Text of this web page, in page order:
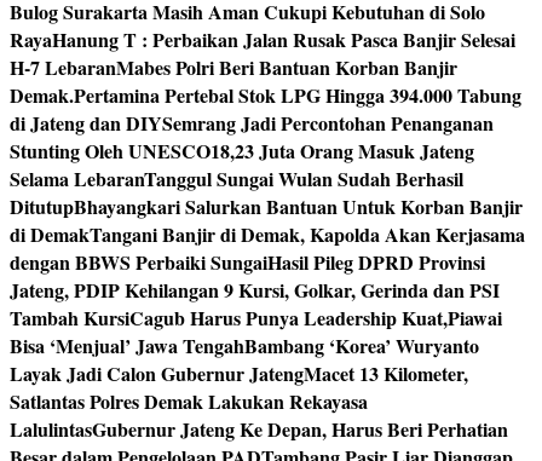
Bulog Surakarta Masih Aman Cukupi Kebutuhan di Solo
RayaHanung T : Perbaikan Jalan Rusak Pasca Banjir Selesai
H-7 LebaranMabes Polri Beri Bantuan Korban Banjir
Demak.Pertamina Pertebal Stok LPG Hingga 394.000 Tabung
di Jateng dan DIYSemrang Jadi Percontohan Penanganan
Stunting Oleh UNESCO18,23 Juta Orang Masuk Jateng
Selama LebaranTanggul Sungai Wulan Sudah Berhasil
DitutupBhayangkari Salurkan Bantuan Untuk Korban Banjir
di DemakTangani Banjir di Demak, Kapolda Akan Kerjasama
dengan BBWS Perbaiki SungaiHasil Pileg DPRD Provinsi
Jateng, PDIP Kehilangan 9 Kursi, Golkar, Gerinda dan PSI
Tambah KursiCagub Harus Punya Leadership Kuat,Piawai
Bisa ‘Menjual’ Jawa TengahBambang ‘Korea’ Wuryanto
Layak Jadi Calon Gubernur JatengMacet 13 Kilometer,
Satlantas Polres Demak Lakukan Rekayasa
LalulintasGubernur Jateng Ke Depan, Harus Beri Perhatian